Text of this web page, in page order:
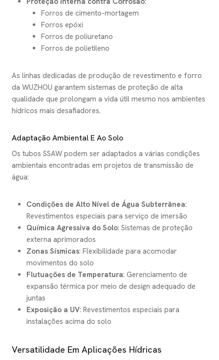
Forros de cimento-mortagem
Forros epóxi
Forros de poliuretano
Forros de polietileno
As linhas dedicadas de produção de revestimento e forro
da WUZHOU garantem sistemas de proteção de alta
qualidade que prolongam a vida útil mesmo nos ambientes
hídricos mais desafiadores.
Adaptação Ambiental E Ao Solo
Os tubos SSAW podem ser adaptados a várias condições
ambientais encontradas em projetos de transmissão de
água:
Condições de Alto Nível de Água Subterrânea:
Revestimentos especiais para serviço de imersão
Química Agressiva do Solo: Sistemas de proteção
externa aprimorados
Zonas Sísmicas: Flexibilidade para acomodar
movimentos do solo
Flutuações de Temperatura: Gerenciamento de
expansão térmica por meio de design adequado de
juntas
Exposição a UV: Revestimentos especiais para
instalações acima do solo
Versatilidade Em Aplicações Hídricas